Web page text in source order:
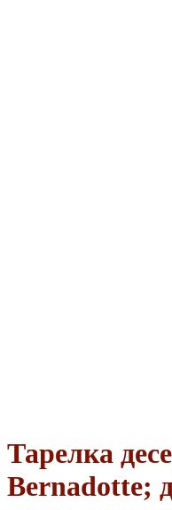
Тарелка
Bernadotte;